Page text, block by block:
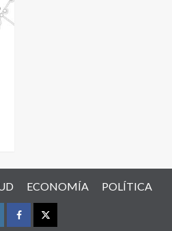
ECONOMÍA POLÍTICA
FacebookTwitter